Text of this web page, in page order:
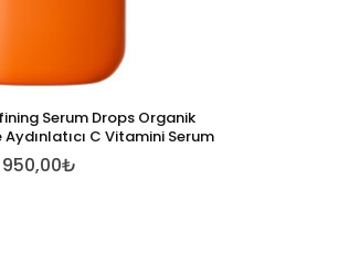
Serum Drops Organik
C Vitamini Serum
950,00₺